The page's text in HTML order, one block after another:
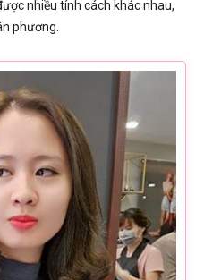
nhiều tính cách khác nhau,
phương.